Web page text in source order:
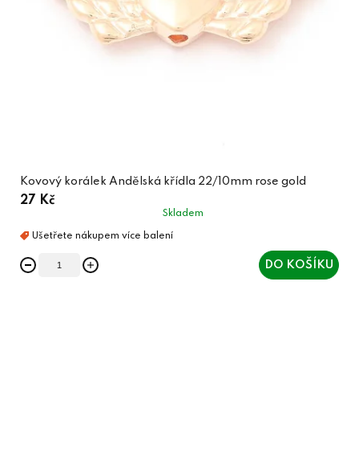
Kovový korálek Andělská křídla 22/10mm rose gold
27 Kč
Skladem
DO KOŠÍKU